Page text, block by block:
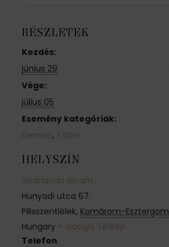
RÉSZLETEK
Kezdés:
június 29
Vége:
július 05
Esemény kategóriák:
Kiemelt, Tábor
HELYSZÍN
Sivánanda ásram
Hunyadi utca 67.
Pilisszentlélek, Komárom-Esztergom
Hungary + Google Térkép
Telefon